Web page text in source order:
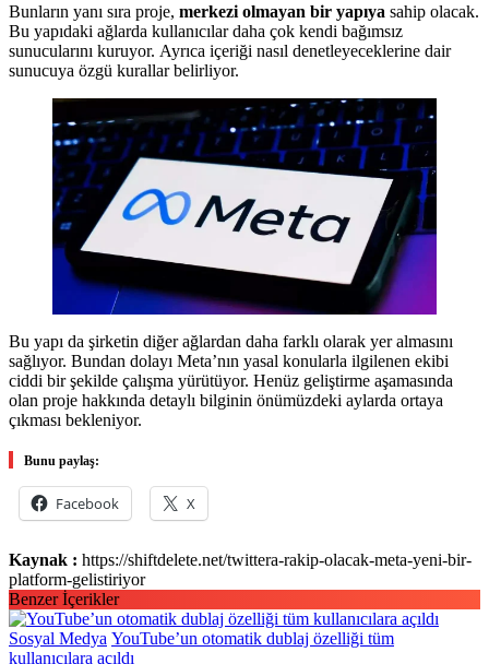
Bunların yanı sıra proje, merkezi olmayan bir yapıya sahip olacak.
Bu yapıdaki ağlarda kullanıcılar daha çok kendi bağımsız
sunucularını kuruyor. Ayrıca içeriği nasıl denetleyeceklerine dair
sunucuya özgü kurallar belirliyor.
Bu yapı da şirketin diğer ağlardan daha farklı olarak yer almasını
sağlıyor. Bundan dolayı Meta’nın yasal konularla ilgilenen ekibi
ciddi bir şekilde çalışma yürütüyor. Henüz geliştirme aşamasında
olan proje hakkında detaylı bilginin önümüzdeki aylarda ortaya
çıkması bekleniyor.
Bunu paylaş:
Facebook X
Kaynak : https://shiftdelete.net/twittera-rakip-olacak-meta-yeni-bir-
platform-gelistiriyor
Benzer İçerikler
Sosyal Medya YouTube’un otomatik dublaj özelliği tüm
kullanıcılara açıldı